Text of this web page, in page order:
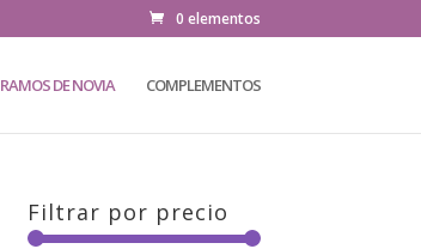
0 elementos
RAMOS DE NOVIA COMPLEMENTOS
Filtrar por precio